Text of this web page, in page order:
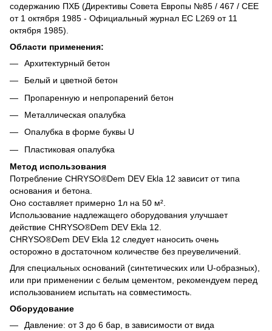
содержанию ПХБ (Директивы Совета Европы №85 / 467 / CEE
от 1 октября 1985 - Официальный журнал ЕС L269 от 11
октября 1985).
Области применения:
Архитектурный бетон
Белый и цветной бетон
Пропаренную и непропарений бетон
Металлическая опалубка
Опалубка в форме буквы U
Пластиковая опалубка
Meтод использования
Потребление CHRYSO®Dem DEV Ekla 12 зависит от типа
основания и бетона.
Оно составляет примерно 1л на 50 м².
Использование надлежащего оборудования улучшает
действие CHRYSO®Dem DEV Ekla 12.
CHRYSO®Dem DEV Ekla 12 следует наносить очень
осторожно в достаточном количестве без преувеличений.
Для специальных оснований (синтетических или U-образных),
или при применении с белым цементом, рекомендуем перед
использованием испытать на совместимость.
Оборудование
Давление: от 3 до 6 бар, в зависимости от вида